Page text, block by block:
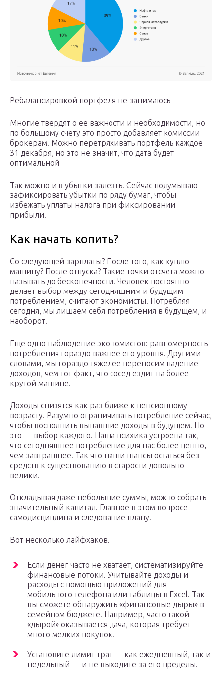
Ребалансировкой портфеля не занимаюсь
Многие твердят о ее важности и необходимости, но
по большому счету это просто добавляет комиссии
брокерам. Можно перетряхивать портфель каждое
31 декабря, но это не значит, что дата будет
оптимальной
Так можно и в убытки залезть. Сейчас подумываю
зафиксировать убытки по ряду бумаг, чтобы
избежать уплаты налога при фиксировании
прибыли.
Как начать копить?
Со следующей зарплаты? После того, как куплю
машину? После отпуска? Такие точки отсчета можно
называть до бесконечности. Человек постоянно
делает выбор между сегодняшним и будущим
потреблением, считают экономисты. Потребляя
сегодня, мы лишаем себя потребления в будущем, и
наоборот.
Еще одно наблюдение экономистов: равномерность
потребления гораздо важнее его уровня. Другими
словами, мы гораздо тяжелее переносим падение
доходов, чем тот факт, что сосед ездит на более
крутой машине.
Доходы снизятся как раз ближе к пенсионному
возрасту. Разумно ограничивать потребление сейчас,
чтобы восполнить выпавшие доходы в будущем. Но
это — выбор каждого. Наша психика устроена так,
что сегодняшнее потребление для нас более ценно,
чем завтрашнее. Так что наши шансы остаться без
средств к существованию в старости довольно
велики.
Откладывая даже небольшие суммы, можно собрать
значительный капитал. Главное в этом вопросе —
самодисциплина и следование плану.
Вот несколько лайфхаков.
Если денег часто не хватает, систематизируйте
финансовые потоки. Учитывайте доходы и
расходы с помощью приложений для
мобильного телефона или таблицы в Excel. Так
вы сможете обнаружить «финансовые дыры» в
семейном бюджете. Например, часто такой
«дырой» оказывается дача, которая требует
много мелких покупок.
Установите лимит трат — как ежедневный, так и
недельный — и не выходите за его пределы.